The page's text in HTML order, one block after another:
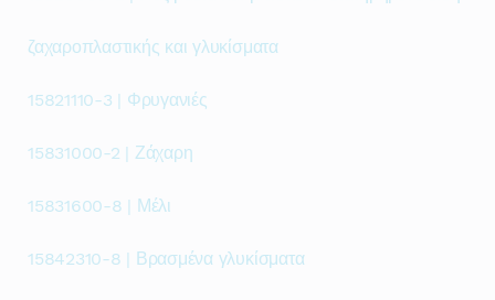
ζαχαροπλαστικής και γλυκίσματα
15821110-3 | Φρυγανιές
15831000-2 | Ζάχαρη
15831600-8 | Μέλι
15842310-8 | Βρασμένα γλυκίσματα